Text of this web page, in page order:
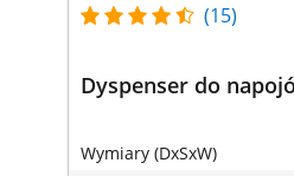
(15)
Dyspenser do
Wymiary (DxSxW)